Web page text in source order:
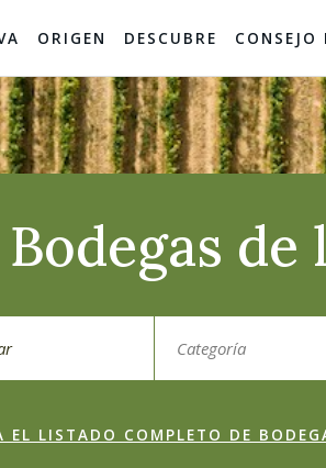
ORIGEN DESCUBRE CONSEJO
de
EL LISTADO COMPLETO DE